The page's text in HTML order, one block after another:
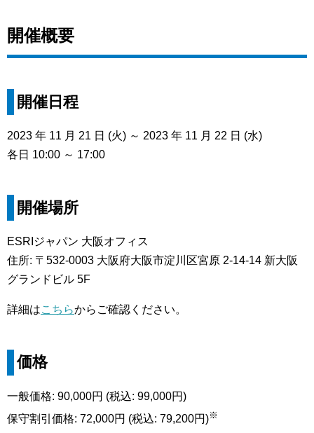
開催概要
開催日程
2023 年 11 月 21 日 (火) ～ 2023 年 11 月 22 日 (水)
各日 10:00 ～ 17:00
開催場所
ESRIジャパン 大阪オフィス
住所: 〒532-0003 大阪府大阪市淀川区宮原 2-14-14 新大阪
グランドビル 5F
詳細はこちらからご確認ください。
価格
一般価格: 90,000円 (税込: 99,000円)
保守割引価格: 72,000円 (税込: 79,200円)※